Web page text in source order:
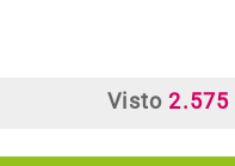
Visto2.575